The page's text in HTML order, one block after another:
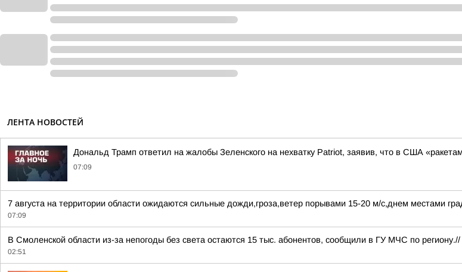
ЛЕНТА НОВОСТЕЙ
Дональд Трамп ответил на жалобы Зеленского на нехватку Patriot, заявив, что в США
07:09
7 августа на территории области ожидаются сильные дожди,гроза,ветер порывами 15-20 м/с,днем местами
07:09
В Смоленской области из-за непогоды без света остаются 15 тыс. абонентов, сообщили в ГУ МЧС по региону.//
02:51